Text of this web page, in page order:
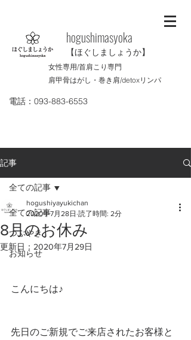
​hogushimasyoka
【ほぐしましょうか】
女性専用/首肩こり専門
肩甲骨はがし・巻き肩/detoxリンパ
電話：093-883-6553
記事
全ての記事
つぶやき
お知らせ
全ての記事
8月のお休み
hogushiyayukichan
2020年7月28日 読了時間: 2分
更新日： 2020年7月29日
こんにちは♪
先日のご新規でご来店されたお客様と